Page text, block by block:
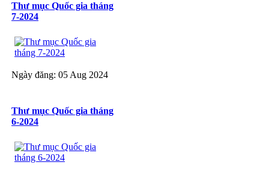
Thư mục Quốc gia tháng
7-2024
Ngày đăng: 05 Aug 2024
Thư mục Quốc gia tháng
6-2024